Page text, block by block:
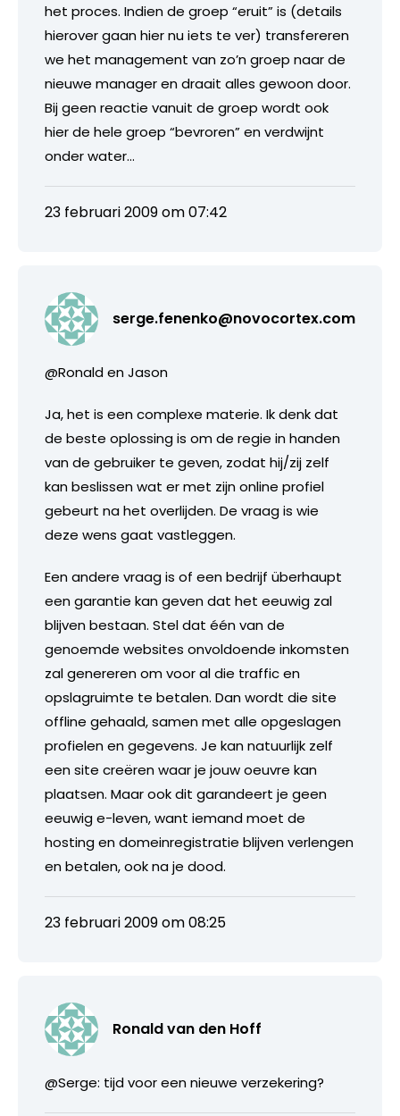
het proces. Indien de groep “eruit” is (details
hierover gaan hier nu iets te ver) transfereren
we het management van zo’n groep naar de
nieuwe manager en draait alles gewoon door.
Bij geen reactie vanuit de groep wordt ook
hier de hele groep “bevroren” en verdwijnt
onder water…
23 februari 2009 om 07:42
serge.fenenko@novocortex.com
@Ronald en Jason
Ja, het is een complexe materie. Ik denk dat
de beste oplossing is om de regie in handen
van de gebruiker te geven, zodat hij/zij zelf
kan beslissen wat er met zijn online profiel
gebeurt na het overlijden. De vraag is wie
deze wens gaat vastleggen.
Een andere vraag is of een bedrijf überhaupt
een garantie kan geven dat het eeuwig zal
blijven bestaan. Stel dat één van de
genoemde websites onvoldoende inkomsten
zal genereren om voor al die traffic en
opslagruimte te betalen. Dan wordt die site
offline gehaald, samen met alle opgeslagen
profielen en gegevens. Je kan natuurlijk zelf
een site creëren waar je jouw oeuvre kan
plaatsen. Maar ook dit garandeert je geen
eeuwig e-leven, want iemand moet de
hosting en domeinregistratie blijven verlengen
en betalen, ook na je dood.
23 februari 2009 om 08:25
Ronald van den Hoff
@Serge: tijd voor een nieuwe verzekering?